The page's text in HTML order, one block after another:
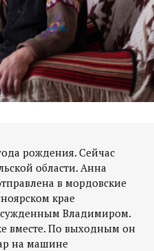
рождения. Сейчас
области. Анна
в мордовские
крае
Владимиром.
вместе. По выходным он
на машине